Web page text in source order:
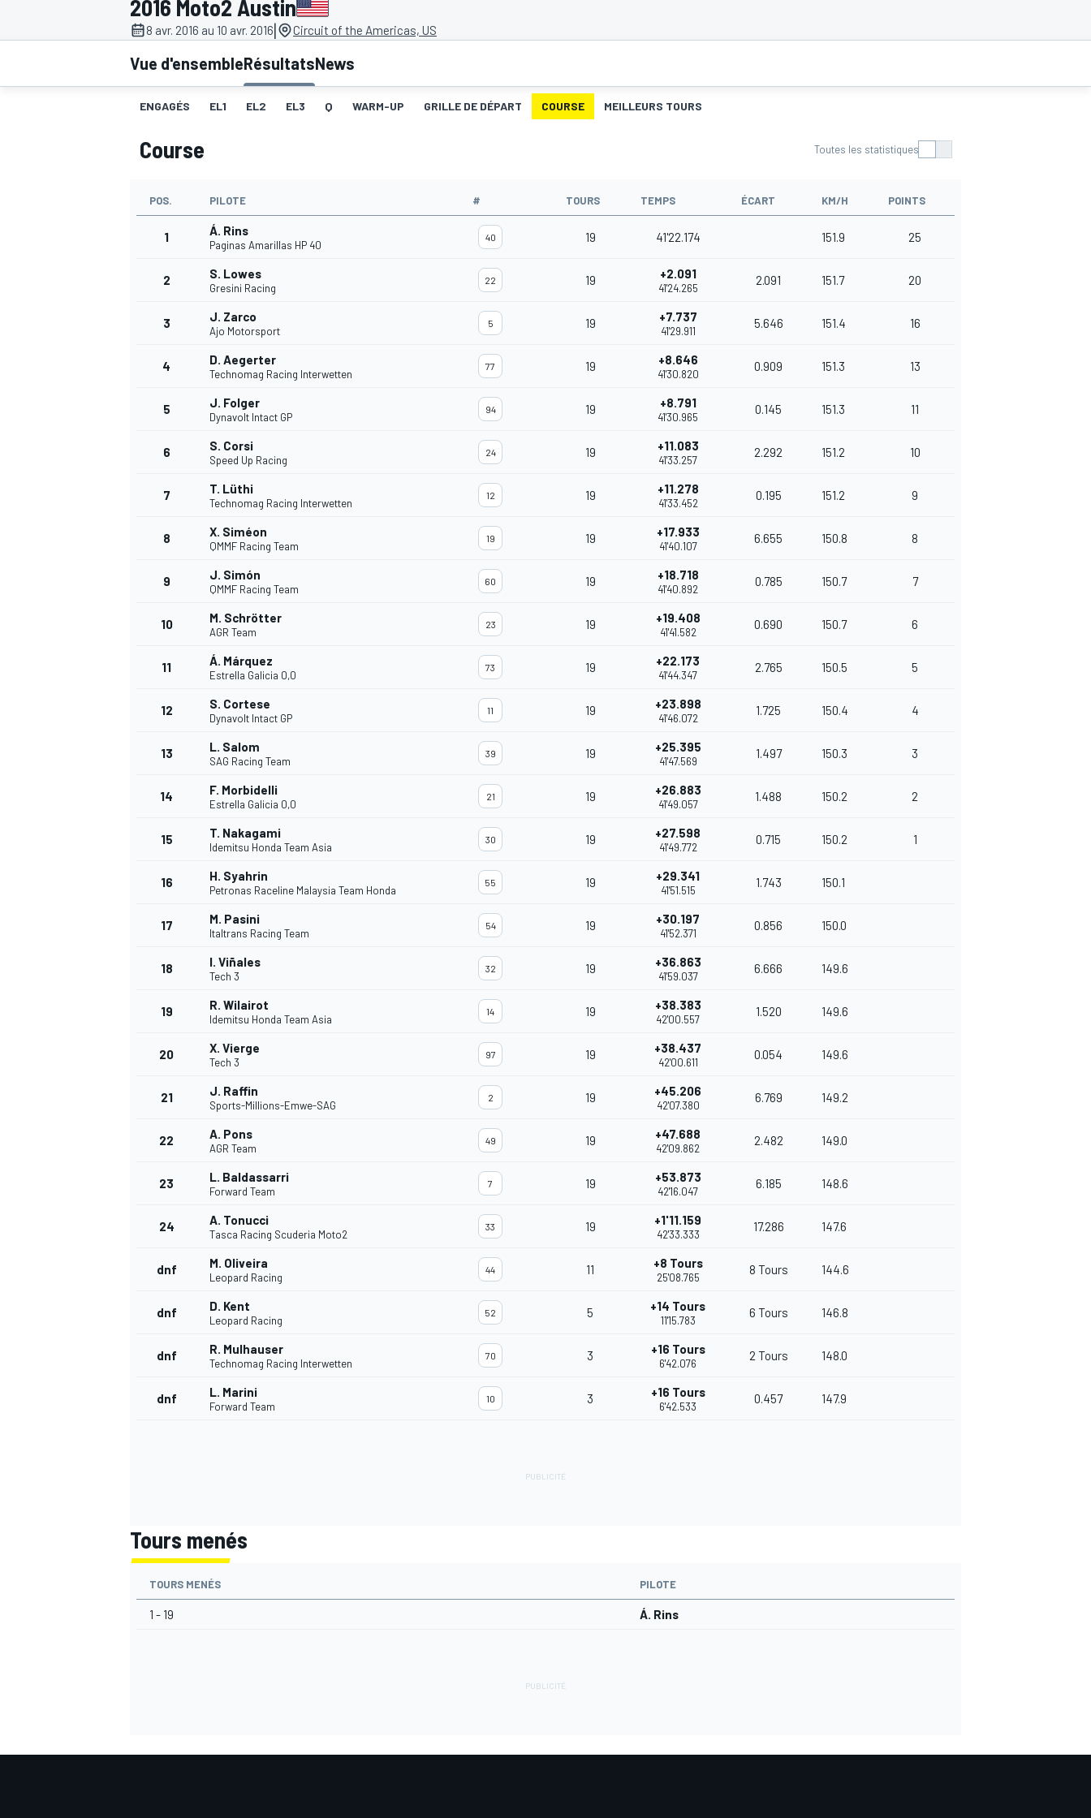
AUTRES CHAMPIONNATS
2016 Moto2 Austin
8 avr. 2016 au 10 avr. 2016| Circuit of the Americas, US
Vue d'ensembleRésultatsNews
ENGAGÉS EL1 EL2 EL3 Q WARM-UP GRILLE DE DÉPART COURSE MEILLEURS TOURS
Course Toutes les statistiques
POS. PILOTE # TOURS TEMPS ÉCART KM/H POINTS
1 Á. Rins
Paginas Amarillas HP 40
40 19 41'22.174 151.9 25
2 S. Lowes
Gresini Racing
22 19 +2.091
41'24.265
2.091 151.7 20
3 J. Zarco
Ajo Motorsport
5 19 +7.737
41'29.911
5.646 151.4 16
4 D. Aegerter
Technomag Racing Interwetten
77 19 +8.646
41'30.820
0.909 151.3 13
5 J. Folger
Dynavolt Intact GP
94 19 +8.791
41'30.965
0.145 151.3 11
6 S. Corsi
Speed Up Racing
24 19 +11.083
41'33.257
2.292 151.2 10
7 T. Lüthi
Technomag Racing Interwetten
12 19 +11.278
41'33.452
0.195 151.2 9
8 X. Siméon
QMMF Racing Team
19 19 +17.933
41'40.107
6.655 150.8 8
9 J. Simón
QMMF Racing Team
60 19 +18.718
41'40.892
0.785 150.7 7
10 M. Schrötter
AGR Team
23 19 +19.408
41'41.582
0.690 150.7 6
11 Á. Márquez
Estrella Galicia 0,0
73 19 +22.173
41'44.347
2.765 150.5 5
12 S. Cortese
Dynavolt Intact GP
11 19 +23.898
41'46.072
1.725 150.4 4
13 L. Salom
SAG Racing Team
39 19 +25.395
41'47.569
1.497 150.3 3
14 F. Morbidelli
Estrella Galicia 0,0
21 19 +26.883
41'49.057
1.488 150.2 2
15 T. Nakagami
Idemitsu Honda Team Asia
30 19 +27.598
41'49.772
0.715 150.2 1
16 H. Syahrin
Petronas Raceline Malaysia Team Honda
55 19 +29.341
41'51.515
1.743 150.1
17 M. Pasini
Italtrans Racing Team
54 19 +30.197
41'52.371
0.856 150.0
18 I. Viñales
Tech 3
32 19 +36.863
41'59.037
6.666 149.6
19 R. Wilairot
Idemitsu Honda Team Asia
14 19 +38.383
42'00.557
1.520 149.6
20 X. Vierge
Tech 3
97 19 +38.437
42'00.611
0.054 149.6
21 J. Raffin
Sports-Millions-Emwe-SAG
2 19 +45.206
42'07.380
6.769 149.2
22 A. Pons
AGR Team
49 19 +47.688
42'09.862
2.482 149.0
23 L. Baldassarri
Forward Team
7 19 +53.873
42'16.047
6.185 148.6
24 A. Tonucci
Tasca Racing Scuderia Moto2
33 19 +1'11.159
42'33.333
17.286 147.6
dnf M. Oliveira
Leopard Racing
44 11 +8 Tours
25'08.765
8 Tours 144.6
dnf D. Kent
Leopard Racing
52 5 +14 Tours
11'15.783
6 Tours 146.8
dnf R. Mulhauser
Technomag Racing Interwetten
70 3 +16 Tours
6'42.076
2 Tours 148.0
dnf L. Marini
Forward Team
10 3 +16 Tours
6'42.533
0.457 147.9
Tours menés
TOURS MENÉS PILOTE
1 - 19 Á. Rins